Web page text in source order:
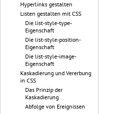
Hyperlinks gestalten
Listen gestalten mit CSS
Die list-style-type-
Eigenschaft
Die list-style-position-
Eigenschaft
Die list-style-image-
Eigenschaft
Kaskadierung und Vererbung
in CSS
Das Prinzip der
Kaskadierung
Abfolge von Ereignissen